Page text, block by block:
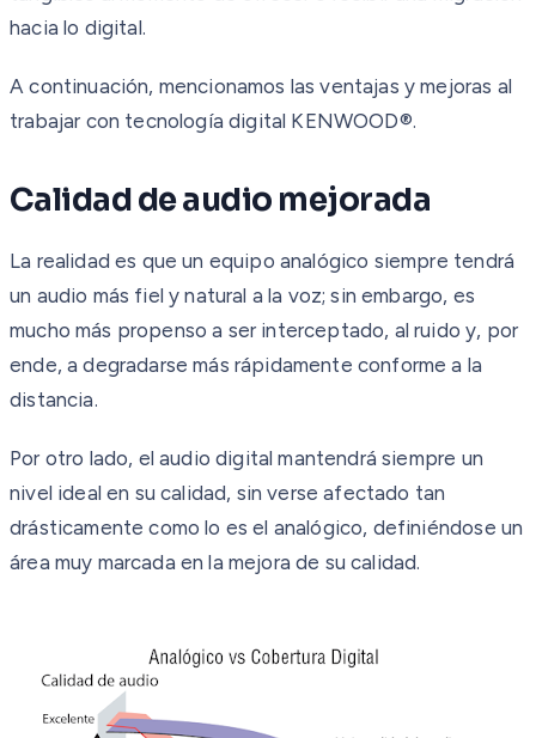
hacia lo digital.
A continuación, mencionamos las ventajas y mejoras al
trabajar con tecnología digital KENWOOD®.
Calidad de audio mejorada
La realidad es que un equipo analógico siempre tendrá
un audio más fiel y natural a la voz; sin embargo, es
mucho más propenso a ser interceptado, al ruido y, por
ende, a degradarse más rápidamente conforme a la
distancia.
Por otro lado, el audio digital mantendrá siempre un
nivel ideal en su calidad, sin verse afectado tan
drásticamente como lo es el analógico, definiéndose un
área muy marcada en la mejora de su calidad.